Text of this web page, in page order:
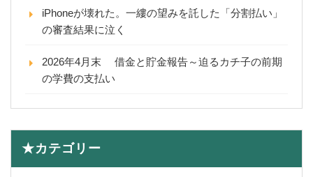
iPhoneが壊れた。一縷の望みを託した「分割払い」
の審査結果に泣く
2026年4月末 借金と貯金報告～迫るカチ子の前期
の学費の支払い
★カテゴリー